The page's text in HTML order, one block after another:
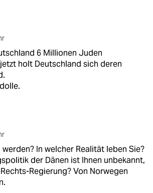
6 Millionen Juden
holt Deutschland sich deren
In welcher Realität leben Sie?
der Dänen ist Ihnen unbekannt,
Regierung? Von Norwegen